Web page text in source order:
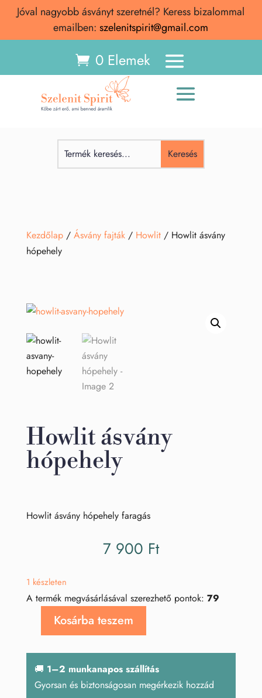
Jóval nagyobb ásványt szeretnél? Keress bizalommal
emailben: szelenitspirit@gmail.com
0 Elemek
Kezdőlap/ Ásvány fajták/ Howlit/ Howlit ásvány
hópehely
Howlit ásvány
hópehely
Howlit ásvány hópehely faragás
7 900 Ft
1 készleten
A termék megvásárlásával szerezhető pontok: 79
mennyiség
Kosárba teszem
🚚 1–2 munkanapos szállítás
Gyorsan és biztonságosan megérkezik hozzád